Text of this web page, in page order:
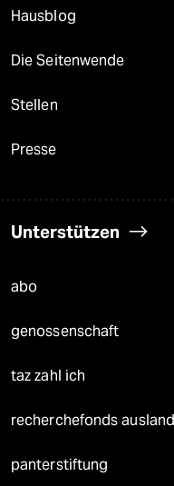
Hausblog
Die Seitenwende
Stellen
Presse
Unterstützen
abo
genossenschaft
taz zahl ich
recherchefonds ausland
panterstiftung